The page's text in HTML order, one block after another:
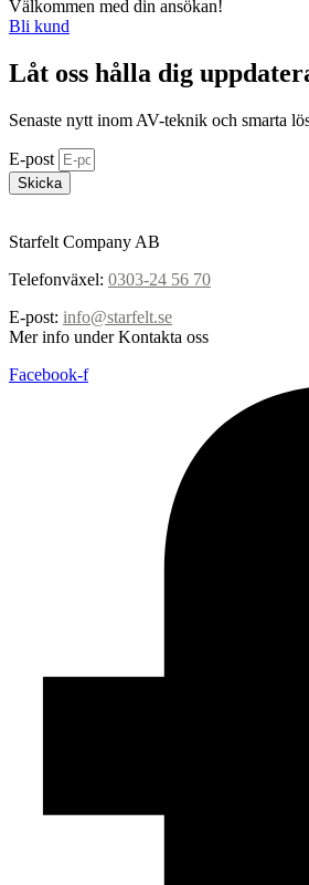
Välkommen med din ansökan!
Bli kund
Låt oss hålla dig
Senaste nytt inom AV-teknik och smarta
E-post
Skicka
Starfelt Company AB
Telefonväxel: 0303-24 56 70
E-post: info@starfelt.se
Mer info under Kontakta oss
Facebook-f